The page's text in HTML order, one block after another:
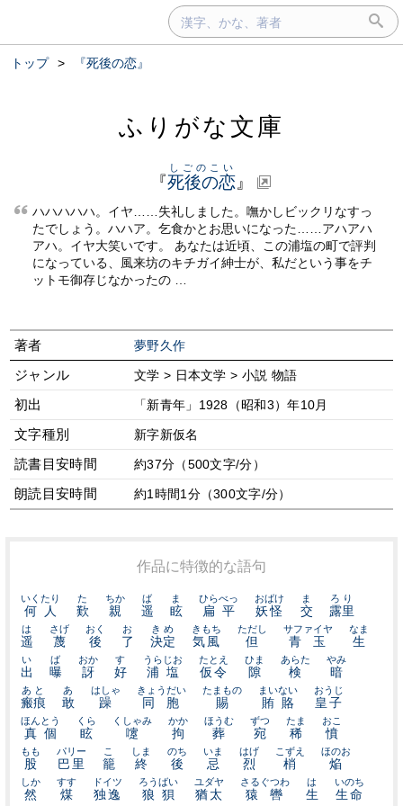
トップ > 『死後の恋』
ふりがな文庫
『死後の恋
しごのこい
』
ハハハハハ。イヤ……失礼しました。嘸かしビックリなすっ
たでしょう。ハハア。乞食かとお思いになった……アハアハ
アハ。イヤ大笑いです。 あなたは近頃、この浦塩の町で評判
になっている、風来坊のキチガイ紳士が、私だという事をチ
ットモ御存じなかったの …
著者 夢野久作
ジャンル 文学 > 日本文学 > 小説 物語
初出 「新青年」1928（昭和3）年10月
文字種別 新字新仮名
読書目安時間 約37分（500文字/分）
朗読目安時間 約1時間1分（300文字/分）
作品に特徴的な語句
何人
いくたり
歎
た
親
ちか
遥
ば
眩
ま
扁平
ひらべっ
妖怪
おばけ
交
ま
露里
ろり
遥
は
蔑
さげ
後
おく
了
お
決定
きめ
気風
きもち
但
ただし
青玉
サファイヤ
生
なま
出
い
曝
ば
訝
おか
好
す
浦塩
うらじお
仮令
たとえ
隙
ひま
検
あらた
暗
やみ
瘢痕
あと
敢
あ
躁
はしゃ
同胞
きょうだい
賜
たまもの
賄賂
まいない
皇子
おうじ
真個
ほんとう
眩
くら
嚔
くしゃみ
拘
かか
葬
ほうむ
宛
ずつ
稀
たま
憤
おこ
股
もも
巴里
パリー
籠
こ
終
しま
後
のち
忌
いま
烈
はげ
梢
こずえ
焔
ほのお
然
しか
煤
すす
独逸
ドイツ
狼狽
ろうばい
猶太
ユダヤ
猿轡
さるぐつわ
生
は
生命
いのち